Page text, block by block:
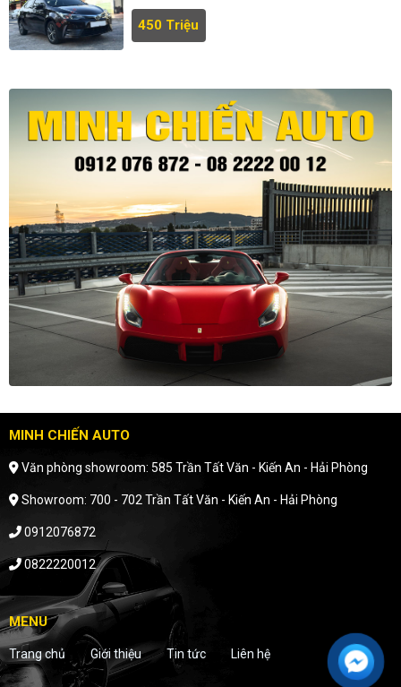
450 Triệu
MINH CHIẾN AUTO
Văn phòng showroom: 585 Trần Tất Văn - Kiến An - Hải Phòng
Showroom: 700 - 702 Trần Tất Văn - Kiến An - Hải Phòng
0912076872
0822220012
MENU
Trang chủ Giới thiệu Tin tức Liên hệ